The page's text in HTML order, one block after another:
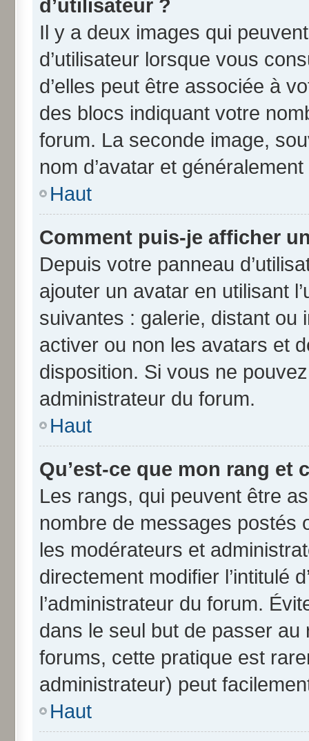
d’utilisateur ?
Il y a deux images qui
d’utilisateur lorsque vous
d’elles peut être associée à
des blocs indiquant votre
forum. La seconde image,
nom d’avatar et
Haut
Comment puis-je afficher
Depuis votre panneau
ajouter un avatar en utilisant
suivantes : galerie, distant ou
activer ou non les avatars et
disposition. Si vous ne
administrateur du forum.
Haut
Qu’est-ce que mon rang et
Les rangs, qui peuvent être
nombre de messages postés
les modérateurs et
directement modifier l’intitulé
l’administrateur du forum.
dans le seul but de passer
forums, cette pratique est
administrateur) peut
Haut